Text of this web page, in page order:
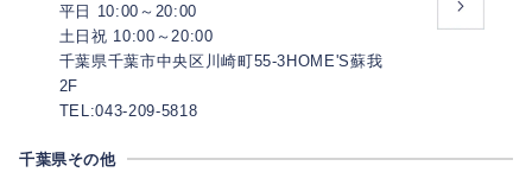
平日 10:00～20:00
土日祝 10:00～20:00
千葉県千葉市中央区川崎町55-3HOME'S蘇我
2F
TEL:043-209-5818
千葉県その他